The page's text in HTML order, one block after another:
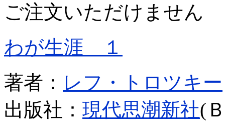
ご注文いただけません
わが生涯 １
著者： レフ・トロツキー
出版社： 現代思潮新社(